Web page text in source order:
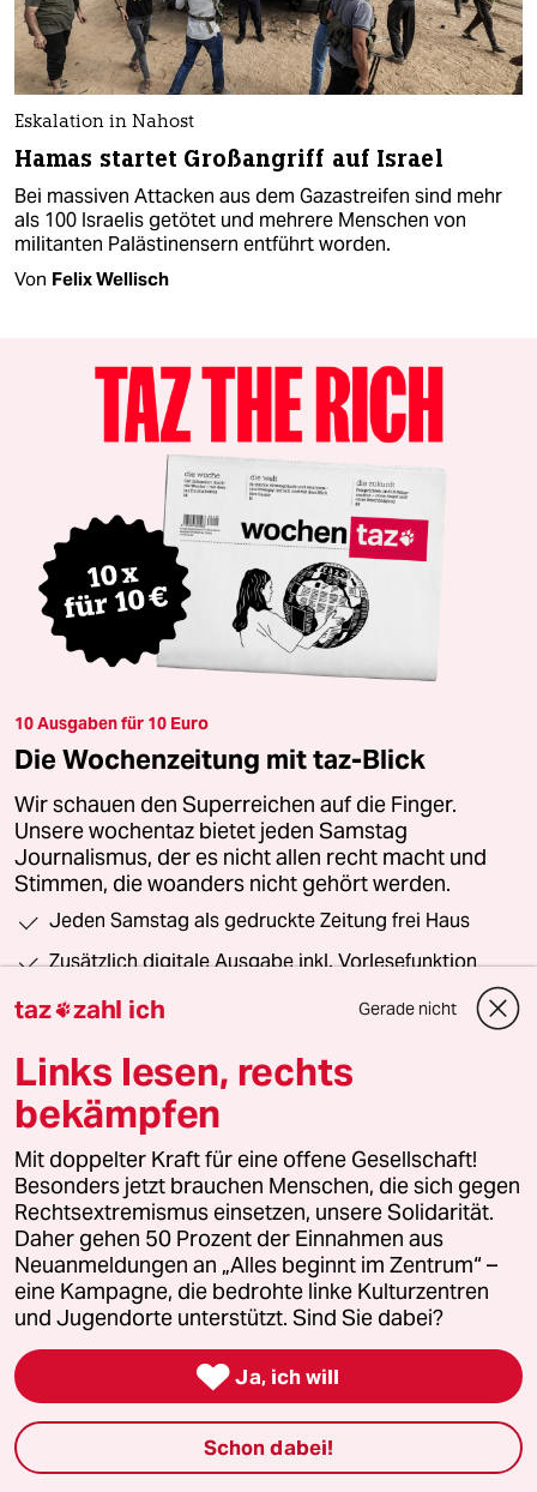
Eskalation in Nahost
Hamas startet Großangriff auf Israel
Bei massiven Attacken aus dem Gazastreifen sind mehr
als 100 Israelis getötet und mehrere Menschen von
militanten Palästinensern entführt worden.
Von Felix Wellisch
10 Ausgaben für 10 Euro
Die Wochenzeitung mit taz-Blick
Wir schauen den Superreichen auf die Finger.
Unsere wochentaz bietet jeden Samstag
Journalismus, der es nicht allen recht macht und
Stimmen, die woanders nicht gehört werden.
Jeden Samstag als gedruckte Zeitung frei Haus
Zusätzlich digitale Ausgabe inkl. Vorlesefunktion
76 Kommentare Neueste/Älteste
Die Kommentarfunktion unter diesem Artikel ist
geschlossen.
Wir öffnen die Kommentarspalte bei ausgewählten
Artikeln für etwa drei Tage –hier sind sie zu finden
taz zahl ich Gerade nicht
Links lesen, rechts
bekämpfen
Mit doppelter Kraft für eine offene Gesellschaft!
Besonders jetzt brauchen Menschen, die sich gegen
Rechtsextremismus einsetzen, unsere Solidarität.
Daher gehen 50 Prozent der Einnahmen aus
Neuanmeldungen an „Alles beginnt im Zentrum“ –
eine Kampagne, die bedrohte linke Kulturzentren
und Jugendorte unterstützt. Sind Sie dabei?
 Ja, ich will
Schon dabei!